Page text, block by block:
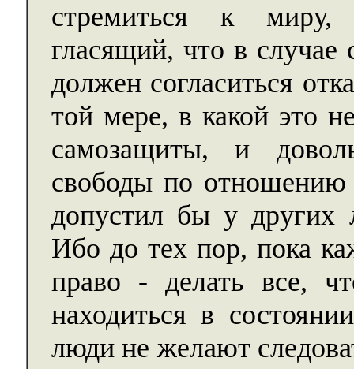
стремиться к миру,
гласящий, что в случае
должен согласиться
той мере, в какой это
самозащиты, и
свободы по
допустил бы у
Ибо до тех пор, пока
право - делать все,
находиться в
люди не желают